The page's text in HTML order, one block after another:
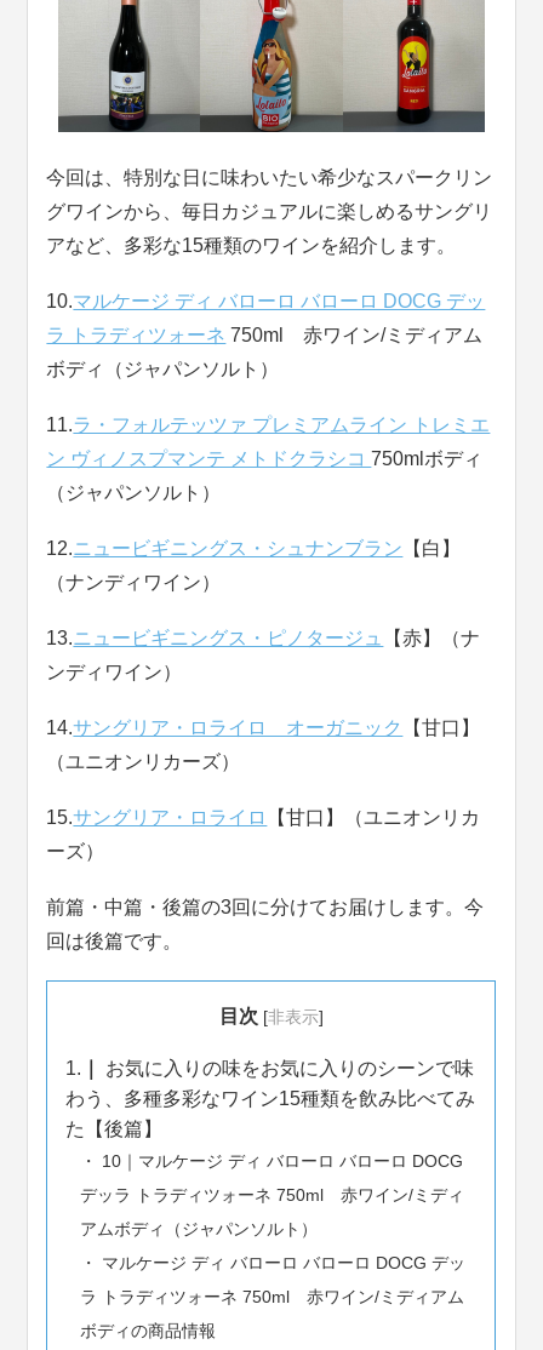
今回は、特別な日に味わいたい希少なスパークリン
グワインから、毎日カジュアルに楽しめるサングリ
アなど、多彩な15種類のワインを紹介します。
10.マルケージ ディ バローロ バローロ DOCG デッ
ラ トラディツォーネ 750ml 赤ワイン/ミディアム
ボディ（ジャパンソルト）
11.ラ・フォルテッツァ プレミアムライン トレミエ
ン ヴィノスプマンテ メトドクラシコ750mlボディ
（ジャパンソルト）
12.ニュービギニングス・シュナンブラン 【白】
（ナンディワイン）
13.ニュービギニングス・ピノタージュ
【赤】（ナ
ンディワイン）
14.サングリア・ロライロ オーガニック
【甘口】
（ユニオンリカーズ）
15.サングリア・ロライロ
【甘口】（ユニオンリカ
ーズ）
前篇・中篇・後篇の3回に分けてお届けします。今
回は後篇です。
目次 [非表示]
1.
お気に入りの味をお気に入りのシーンで味
わう、多種多彩なワイン15種類を飲み比べてみ
た【後篇】
10｜マルケージ ディ バローロ バローロ DOCG
デッラ トラディツォーネ 750ml 赤ワイン/ミディ
アムボディ（ジャパンソルト）
マルケージ ディ バローロ バローロ DOCG デッ
ラ トラディツォーネ 750ml 赤ワイン/ミディアム
ボディの商品情報